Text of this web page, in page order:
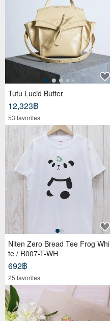
Tutu Lucid Butter
12,323฿
53 favorites
Niten Zero Bread Tee Frog Whi
te / R007-T-WH
692฿
25 favorites